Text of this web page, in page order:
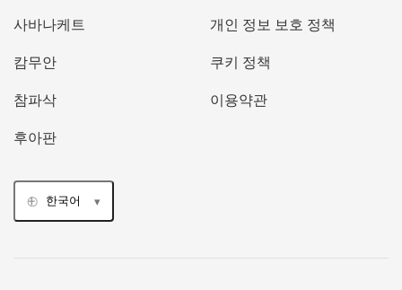
사바나케트
캄무안
참파삭
후아판
개인 정보 보호 정책
쿠키 정책
이용약관
한국어